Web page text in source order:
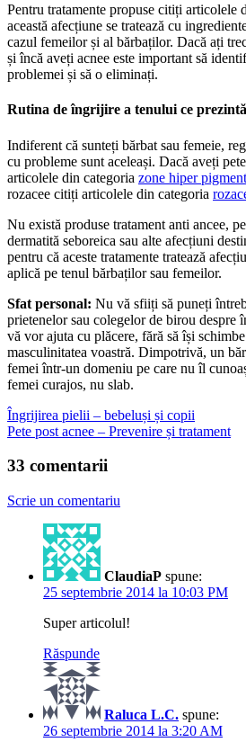
Pentru tratamente propuse citiți articolele
această afecțiune se tratează cu
cazul femeilor și al bărbaților. Dacă ați
și încă aveți acnee este important să
problemei și să o eliminați.
Rutina de îngrijire a tenului ce
Indiferent că sunteți bărbat sau femeie,
cu probleme sunt aceleași. Dacă aveți
articolele din categoria zone hiper
rozacee citiți articolele din categoria
Nu există produse tratament anti ancee,
dermatită seboreica sau alte afecțiuni
pentru că aceste tratamente tratează
aplică pe tenul bărbaților sau femeilor.
Sfat personal: Nu vă sfiiți să puneți
prietenelor sau colegelor de birou despre
vă vor ajuta cu plăcere, fără să își
masculinitatea voastră. Dimpotrivă, un
femei într-un domeniu pe care nu îl
femei curajos, nu slab.
Îngrijirea pielii – bebeluși și copii
Pete post acnee – Prevenire și tratament
33 comentarii
Scrie un comentariu
ClaudiaP spune:
25 septembrie 2014 la 10:03 PM
Super articolul!
Răspunde
Raluca L.C. spune:
26 septembrie 2014 la 3:20 AM